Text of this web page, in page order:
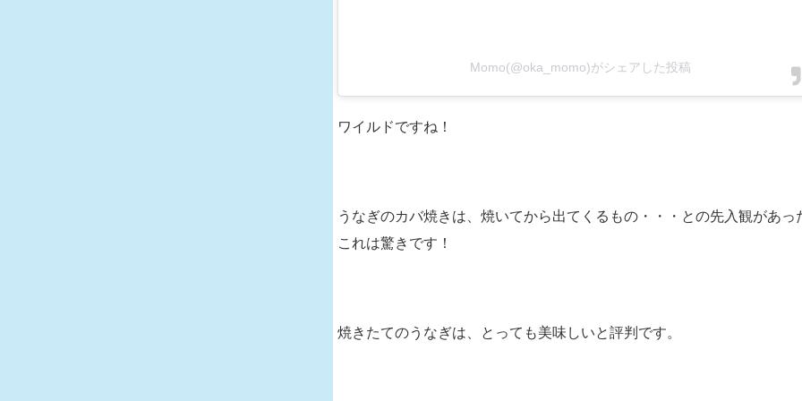
Momo(@oka_momo)がシェアした投稿
ワイルドですね！
うなぎのカバ焼きは、焼いてから出てくるもの・・・との先入観があっ
これは驚きです！
焼きたてのうなぎは、とっても美味しいと評判です。